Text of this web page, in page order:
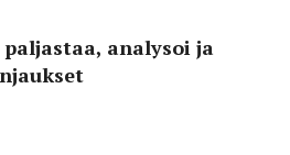
analysoi ja